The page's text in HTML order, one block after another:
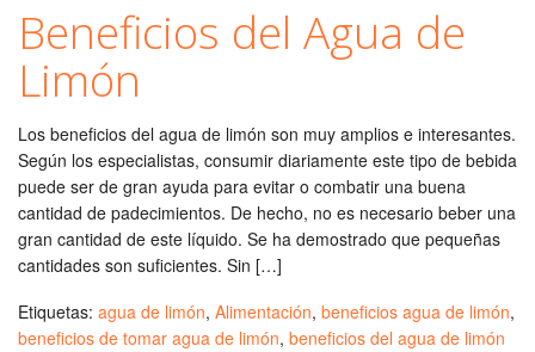
Beneficios del Agua de
Limón
Los beneficios del agua de limón son muy amplios e interesantes.
Según los especialistas, consumir diariamente este tipo de bebida
puede ser de gran ayuda para evitar o combatir una buena
cantidad de padecimientos. De hecho, no es necesario beber una
gran cantidad de este líquido. Se ha demostrado que pequeñas
cantidades son suficientes. Sin […]
Etiquetas: agua de limón, Alimentación, beneficios agua de limón,
beneficios de tomar agua de limón, beneficios del agua de limón